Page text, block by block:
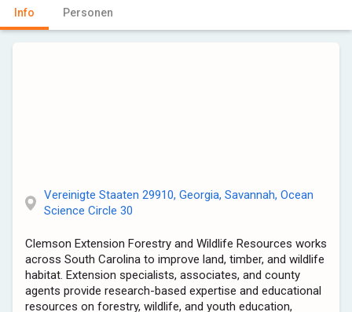
Info Personen
Vereinigte Staaten 29910, Georgia, Savannah, Ocean
Science Circle 30
Clemson Extension Forestry and Wildlife Resources works
across South Carolina to improve land, timber, and wildlife
habitat. Extension specialists, associates, and county
agents provide research-based expertise and educational
resources on forestry, wildlife, and youth education,